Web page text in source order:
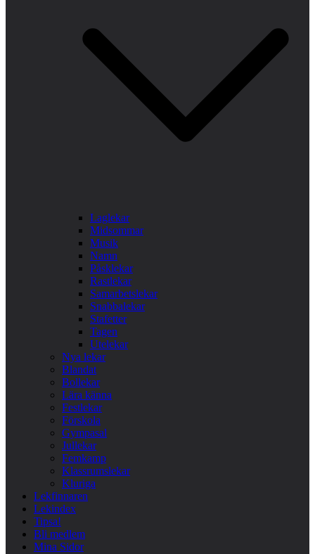
Laglekar
Midsommar
Musik
Namn
Påsklekar
Rastlekar
Samarbetslekar
Snabbalekar
Stafetter
Tagen
Utelekar
Nya lekar
Blandat
Bollekar
Lära känna
Festlekar
Förskola
Gympasal
Jullekar
Femkamp
Klassrumslekar
Kluriga
Lekfinnaren
Lekindex
Tipsa!
Bli medlem
Mina Sidor